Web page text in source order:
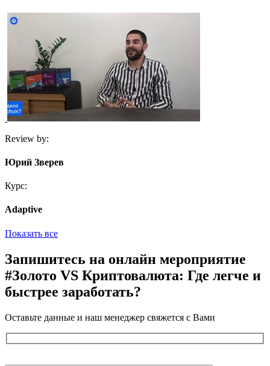
Review by:
Юрий Зверев
Курс:
Adaptive
Показать все
Запишитесь на онлайн мероприятие
#Золото VS Криптовалюта: Где легче и
быстрее заработать?
Оставьте данные и наш менеджер свяжется с Вами